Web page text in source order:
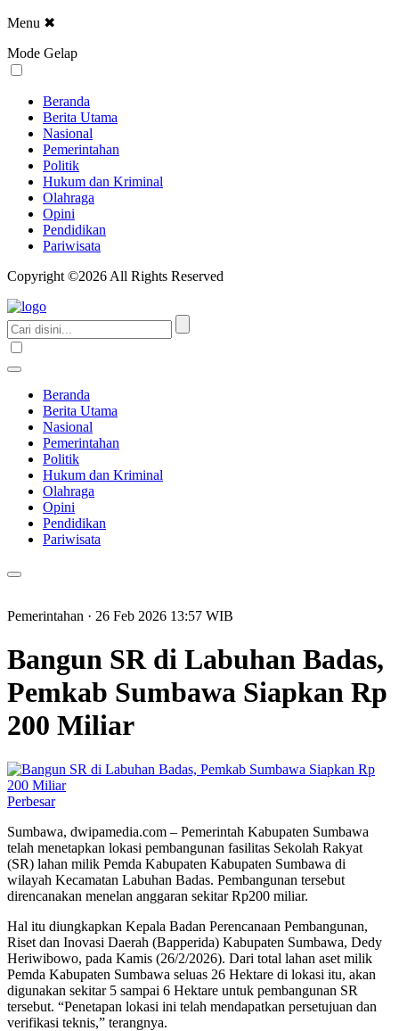
Menu ✖
Mode Gelap
Beranda
Berita Utama
Nasional
Pemerintahan
Politik
Hukum dan Kriminal
Olahraga
Opini
Pendidikan
Pariwisata
Copyright ©2026 All Rights Reserved
Beranda
Berita Utama
Nasional
Pemerintahan
Politik
Hukum dan Kriminal
Olahraga
Opini
Pendidikan
Pariwisata
Pemerintahan · 26 Feb 2026 13:57 WIB
Bangun SR di Labuhan Badas,
Pemkab Sumbawa Siapkan Rp
200 Miliar
Perbesar
Sumbawa, dwipamedia.com – Pemerintah Kabupaten Sumbawa
telah menetapkan lokasi pembangunan fasilitas Sekolah Rakyat
(SR) lahan milik Pemda Kabupaten Kabupaten Sumbawa di
wilayah Kecamatan Labuhan Badas. Pembangunan tersebut
direncanakan menelan anggaran sekitar Rp200 miliar.
Hal itu diungkapkan Kepala Badan Perencanaan Pembangunan,
Riset dan Inovasi Daerah (Bapperida) Kabupaten Sumbawa, Dedy
Heriwibowo, pada Kamis (26/2/2026). Dari total lahan aset milik
Pemda Kabupaten Sumbawa seluas 26 Hektare di lokasi itu, akan
digunakan sekitar 5 sampai 6 Hektare untuk pembangunan SR
tersebut. “Penetapan lokasi ini telah mendapatkan persetujuan dan
verifikasi teknis,” terangnya.